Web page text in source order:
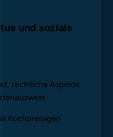
und soziale
rechtliche Aspekte
hochpreisigen